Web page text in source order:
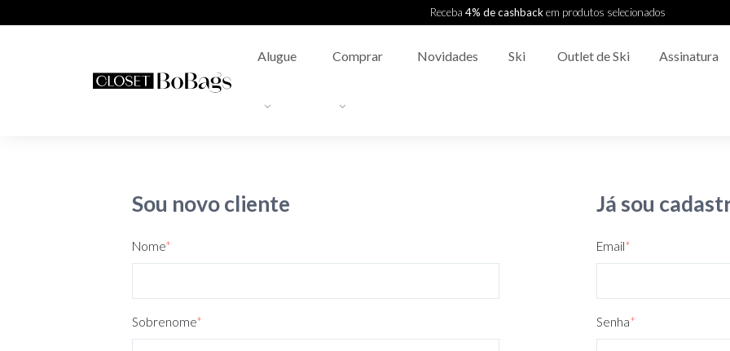
Receba 4% de cashbackem produtos selecionados
Alugue Comprar Novidades Ski Outlet de Ski Assinatura
Sou novo cliente
Nome*
Sobrenome*
Já sou
Email*
Senha*